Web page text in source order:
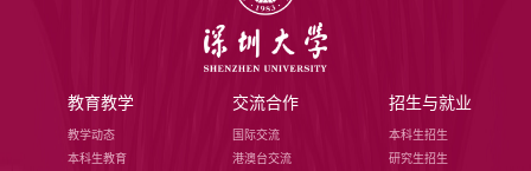
教育教学
教学动态
本科生教育
交流合作
国际交流
港澳台交流
招生与就业
本科生招生
研究生招生